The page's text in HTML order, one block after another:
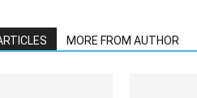
MORE FROM AUTHOR